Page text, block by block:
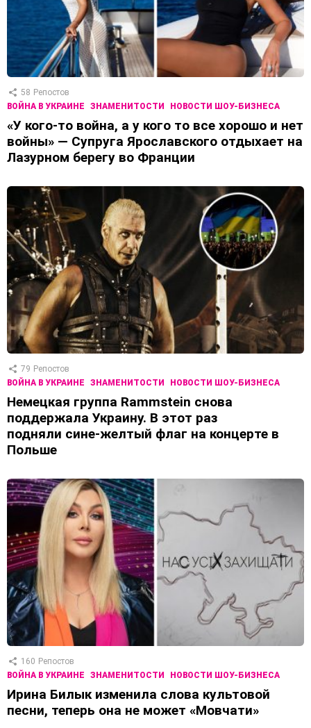
58 Репостов
ВОЙНА В УКРАИНЕ
ЗНАМЕНИТОСТИ НОВОСТИ ШОУ-БИЗНЕСА
«У кого-то война, а у кого то все хорошо и нет
войны» — Супруга Ярославского отдыхает на
Лазурном берегу во Франции
79 Репостов
ВОЙНА В УКРАИНЕ
ЗНАМЕНИТОСТИ НОВОСТИ ШОУ-БИЗНЕСА
Немецкая группа Rammstein снова
поддержала Украину. В этот раз
подняли сине-желтый флаг на концерте в
Польше
160 Репостов
ВОЙНА В УКРАИНЕ
ЗНАМЕНИТОСТИ НОВОСТИ ШОУ-БИЗНЕСА
Ирина Билык изменила слова культовой
песни, теперь она не может «Мовчати»